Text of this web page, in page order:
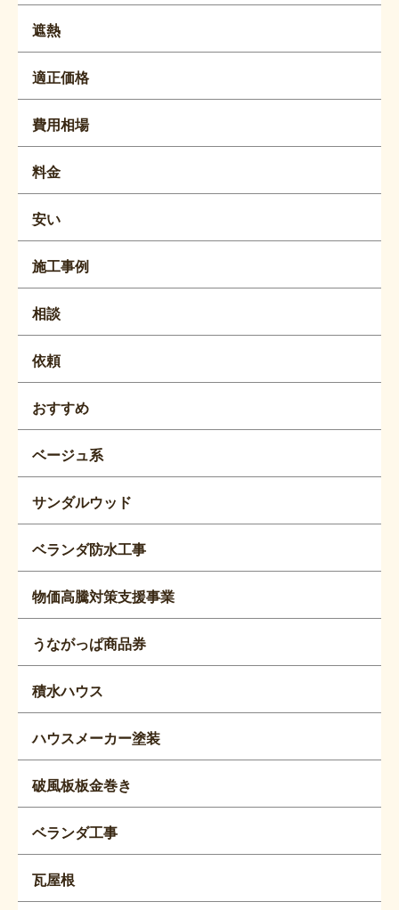
遮熱
適正価格
費用相場
料金
安い
施工事例
相談
依頼
おすすめ
ベージュ系
サンダルウッド
ベランダ防水工事
物価高騰対策支援事業
うながっぱ商品券
積水ハウス
ハウスメーカー塗装
破風板板金巻き
ベランダ工事
瓦屋根